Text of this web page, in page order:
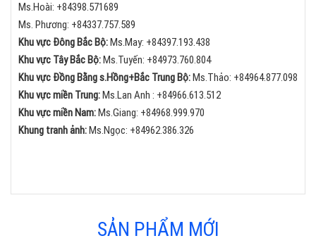
Ms.Hoài: +84398.571689
Ms. Phương: +84337.757.589
Khu vực Đông Bắc Bộ: Ms.May: +84397.193.438
Khu vực Tây Bắc Bộ: Ms.Tuyến: +84973.760.804
Khu vực Đồng Bằng s.Hồng+Bắc Trung Bộ: Ms.Thảo: +84964.877.098
Khu vực miền Trung: Ms.Lan Anh : +84966.613.512
Khu vực miền Nam: Ms.Giang: +84968.999.970
Khung tranh ảnh: Ms.Ngọc: +84962.386.326
SẢN PHẨM MỚI